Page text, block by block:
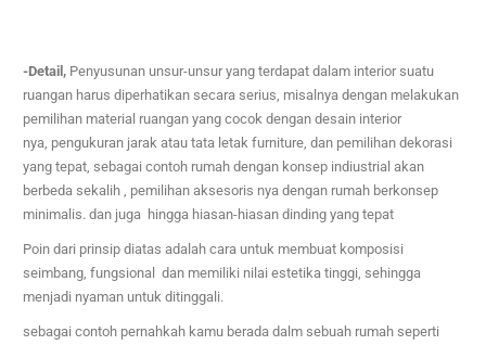
-Detail, Penyusunan unsur-unsur yang terdapat dalam interior suatu
ruangan harus diperhatikan secara serius, misalnya dengan melakukan
pemilihan material ruangan yang cocok dengan desain interior
nya, pengukuran jarak atau tata letak furniture, dan pemilihan dekorasi
yang tepat, sebagai contoh rumah dengan konsep indiustrial akan
berbeda sekalih , pemilihan aksesoris nya dengan rumah berkonsep
minimalis. dan juga hingga hiasan-hiasan dinding yang tepat
Poin dari prinsip diatas adalah cara untuk membuat komposisi
seimbang, fungsional dan memiliki nilai estetika tinggi, sehingga
menjadi nyaman untuk ditinggali.
sebagai contoh pernahkah kamu berada dalm sebuah rumah seperti